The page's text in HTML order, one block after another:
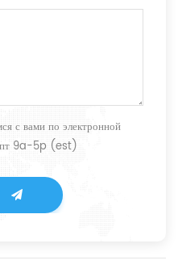
с вами по электронной
пт 9a-5p (est)